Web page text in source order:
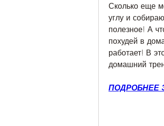
Сколько еще
углу и
полезное! А
похудей в
работает! В
домашний
ПОДРОБНЕЕ